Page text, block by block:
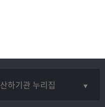
산하기관 누리집